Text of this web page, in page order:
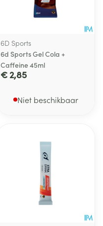
6D Sports
6d Sports Gel Cola +
Caffeine 45ml
€ 2,85
Niet beschikbaar